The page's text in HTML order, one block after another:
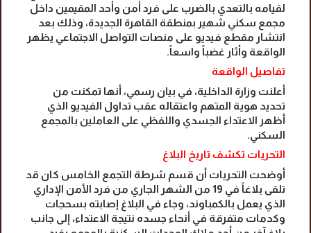
لقيامه بالتعدي بالضرب على فرد أمن وأحد المقيمين داخل
مجمع سكني شهير بمنطقة القاهرة الجديدة، وذلك بعد
انتشار مقطع فيديو على منصات التواصل الاجتماعي يظهر
الواقعة وأثار غضباً واسعاً.
تفاصيل الواقعة
أعلنت وزارة الداخلية، في بيان رسمي، أنها تمكنت من
تحديد هوية المتهم واعتقاله عقب تداول الفيديو الذي
أظهر الاعتداء الجسدي واللفظي على العاملين بالمجمع
السكني.
التحريات تكشف تاريخ البلاغ
أوضحت التحريات أن قسم شرطة التجمع الخامس كان قد
تلقى بلاغاً في 19 من الشهر الجاري من فرد الأمن الإداري
الذي يعمل بالكمباوند، وجاء في البلاغ إصابته بسحجات
وكدمات متفرقة في أنحاء جسده نتيجة الاعتداء، إلى جانب